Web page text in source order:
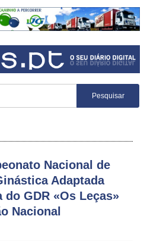
Nacional de
Adaptada
GDR «Os Leças»
Nacional